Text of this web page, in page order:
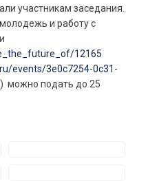
участникам заседания.
и работу с
12165
events/3e0c7254-0c31-
) можно подать до 25